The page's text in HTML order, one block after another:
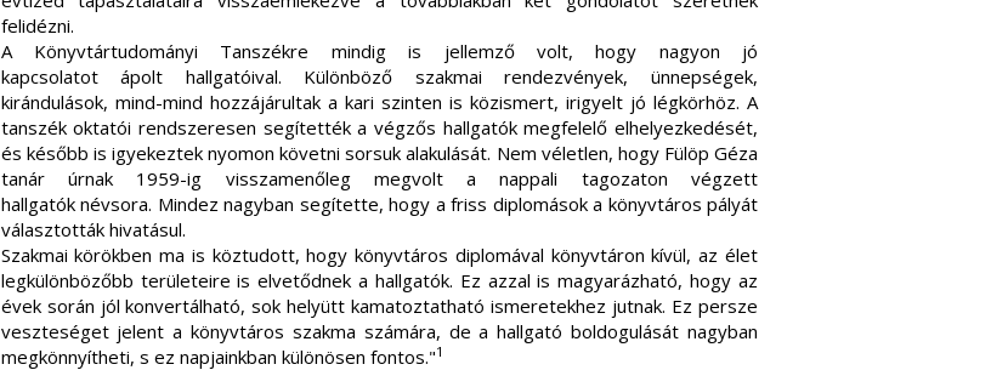
felidézni.
A Könyvtártudományi Tanszékre mindig is jellemző volt, hogy nagyon jó
kapcsolatot ápolt hallgatóival. Különböző szakmai rendezvények, ünnepségek,
kirándulások, mind-mind hozzájárultak a kari szinten is közismert, irigyelt jó légkörhöz. A
tanszék oktatói rendszeresen segítették a végzős hallgatók megfelelő elhelyezkedését,
és később is igyekeztek nyomon követni sorsuk alakulását. Nem véletlen, hogy Fülöp Géza
tanár úrnak 1959-ig visszamenőleg megvolt a nappali tagozaton végzett
hallgatók névsora. Mindez nagyban segítette, hogy a friss diplomások a könyvtáros pályát
választották hivatásul.
Szakmai körökben ma is köztudott, hogy könyvtáros diplomával könyvtáron kívül, az élet
legkülönbözőbb területeire is elvetődnek a hallgatók. Ez azzal is magyarázható, hogy az
évek során jól konvertálható, sok helyütt kamatoztatható ismeretekhez jutnak. Ez persze
veszteséget jelent a könyvtáros szakma számára, de a hallgató boldogulását nagyban
megkönnyítheti, s ez napjainkban különösen fontos."1